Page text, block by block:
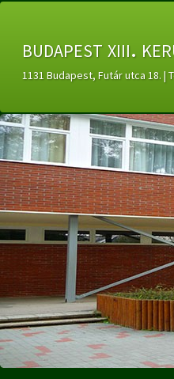
budapest xiii.
1131 Budapest, Futár utca 18. |